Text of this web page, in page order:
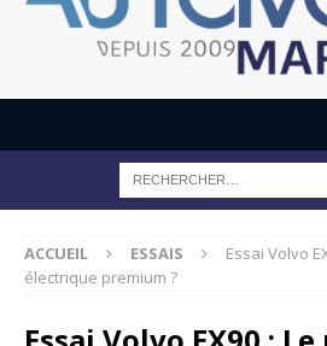
ACCUEIL ESSAIS
Essai Volvo
électrique premium ?